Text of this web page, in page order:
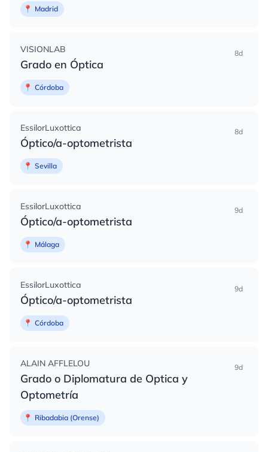
📍 Madrid
VISIONLAB
Grado en Óptica
8d
📍 Córdoba
EssilorLuxottica
Óptico/a-optometrista
8d
📍 Sevilla
EssilorLuxottica
Óptico/a-optometrista
9d
📍 Málaga
EssilorLuxottica
Óptico/a-optometrista
9d
📍 Córdoba
ALAIN AFFLELOU
Grado o Diplomatura de Optica y
Optometría
9d
📍 Ribadabia (Orense)